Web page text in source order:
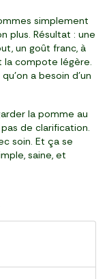
simplement
plus. Résultat : une
un goût franc, à
compote légère.
a besoin d’un
la pomme au
de clarification.
soin. Et ça se
saine, et